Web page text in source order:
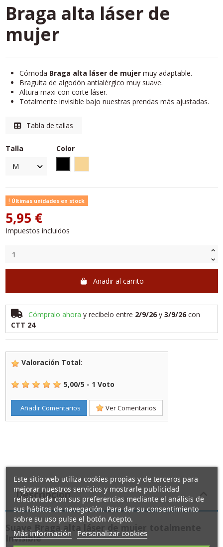
Braga alta láser de
mujer
Cómoda Braga alta láser de mujer muy adaptable.
Braguita de algodón antialérgico muy suave.
Altura maxi con corte láser.
Totalmente invisible bajo nuestras prendas más ajustadas.
Tabla de tallas
Talla
Color
Últimas unidades en stock
5,95 €
Impuestos incluidos
Añadir al carrito
Cómpralo ahora y recíbelo entre 2/9/26y 3/9/26 con
CTT 24
Valoración Total:
5,00/5 - 1 Voto
Añadir Comentarios Ver Comentarios
Descripción
Suave Braga alta láser de mujer totalmente
Invisible
Este sitio web utiliza cookies propias y de terceros para
mejorar nuestros servicios y mostrarle publicidad
relacionada con sus preferencias mediante el análisis de
sus hábitos de navegación. Para dar su consentimiento
sobre su uso pulse el botón Acepto.
Más información Personalizar cookies